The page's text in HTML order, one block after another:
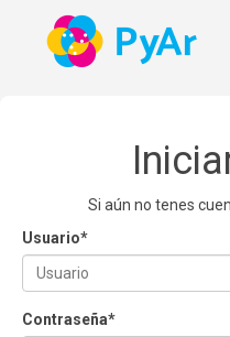
Si aún no tenes
Usuario*
Contraseña*